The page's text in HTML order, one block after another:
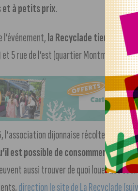
à petits prix.
l’événement,la Recyclade tient deux
et 5 rue de l’est (quartier Montmuzard).
l’association dijonnaise récolte et
est possible de consommer
aussi trouver de quoi louer des
direction le site de La Recyclade